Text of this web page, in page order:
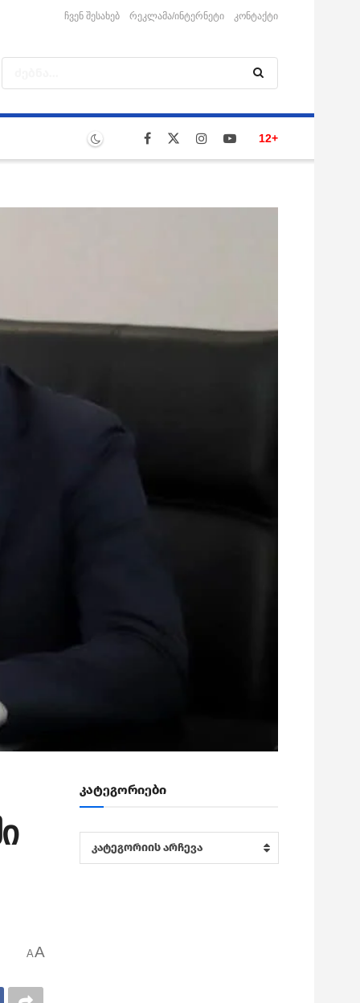
ჩვენ შესახებ რეკლამა/ინტერნეტი კონტაქტი
12+
AA
კატეგორიები
კატეგორიები
კატეგორიის არჩევა